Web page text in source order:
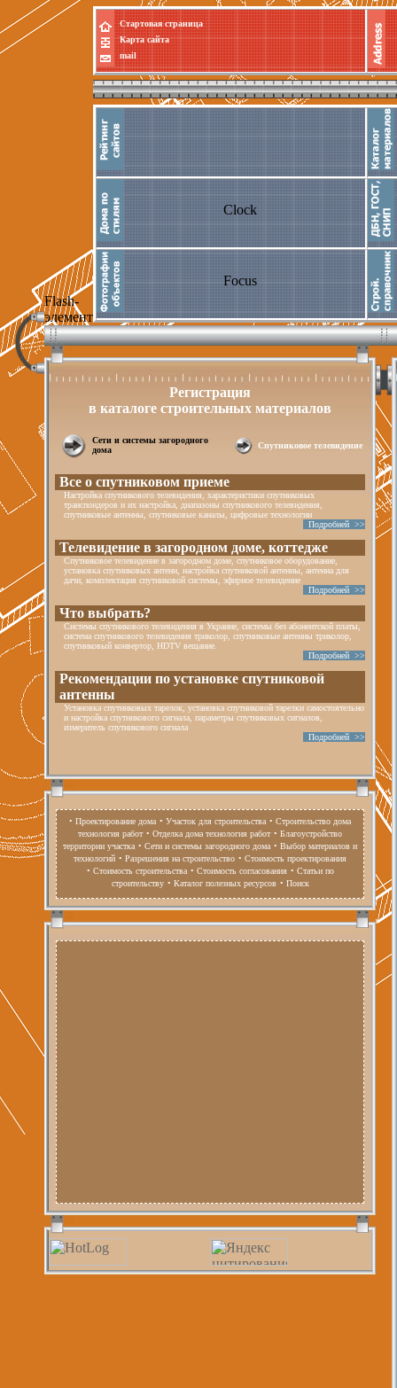
Flash-
элемент
Стартовая страница
Карта сайта
mail
Clock
Focus
Регистрация
в каталоге строительных материалов
Сети и системы загородного
дома
Спутниковое телевидение
Все о спутниковом приеме
Настройка спутникового телевидения, характеристики спутниковых
транспондеров и их настройка, диапазоны спутникового телевидения,
спутниковые антенны, спутниковые каналы, цифровые технологии
Подробней >>
Телевидение в загородном доме, коттедже
Спутниковое телевидение в загородном доме, спутниковое оборудование,
установка спутниковых антенн, настройка спутниковой антенны, антенна для
дачи, комплектация спутниковой системы, эфирное телевидение
Подробней >>
Что выбрать?
Системы спутникового телевидения в Украине, системы без абонентской платы,
система спутникового телевидения триколор, спутниковые антенны триколор,
спутниковый конвертор, HDTV вещание.
Подробней >>
Рекомендации по установке спутниковой
антенны
Установка спутниковых тарелок, установка спутниковой тарелки самостоятельно
и настройка спутникового сигнала, параметры спутниковых сигналов,
измеритель спутникового сигнала
Подробней >>
• Проектирование дома • Участок для строительства • Строительство дома
технология работ • Отделка дома технология работ • Благоустройство
территории участка • Сети и системы загородного дома • Выбор материалов и
технологий • Разрешения на строительство • Стоимость проектирования
• Стоимость строительства • Стоимость согласования • Статьи по
строительству • Каталог полезных ресурсов • Поиск